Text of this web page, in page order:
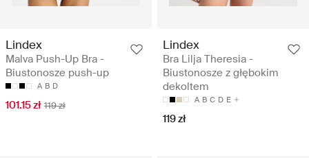
Lindex
Malva Push-Up Bra -
Biustonosze push-up
A B D
101.15 zł 119 zł
Lindex
Bra Lilja Theresia -
Biustonosze z głębokim
dekoltem
A B C D E
119 zł